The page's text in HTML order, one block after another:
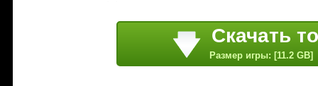
Скачать
Размер игры: [11.2 GB]